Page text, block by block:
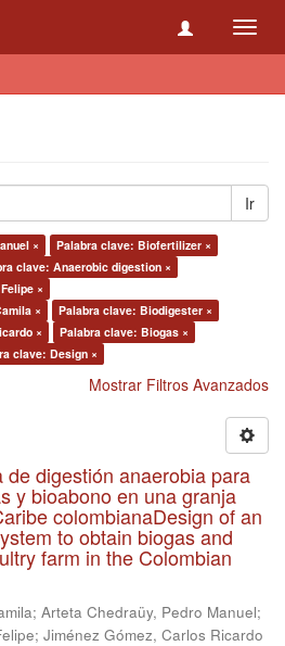
Ir
×
Palabra clave: Biofertilizer ×
clave: Anaerobic digestion ×
×
×
Palabra clave: Biodigester ×
×
Palabra clave: Biogas ×
clave: Design ×
Mostrar Filtros Avanzados
digestión anaerobia para
y bioabono en una granja
colombianaDesign of an
to obtain biogas and
farm in the Colombian
; Arteta Chedraüy, Pedro Manuel;
; Jiménez Gómez, Carlos Ricardo